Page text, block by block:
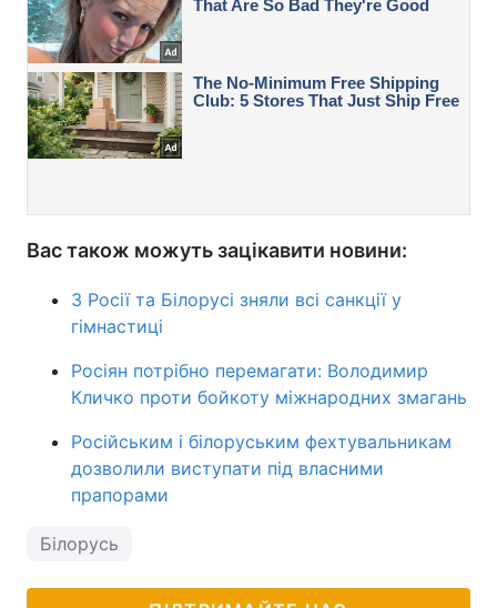
Вас також можуть зацікавити новини:
З Росії та Білорусі зняли всі санкції у
гімнастиці
Росіян потрібно перемагати: Володимир
Кличко проти бойкоту міжнародних змагань
Російським і білоруським фехтувальникам
дозволили виступати під власними
прапорами
Білорусь